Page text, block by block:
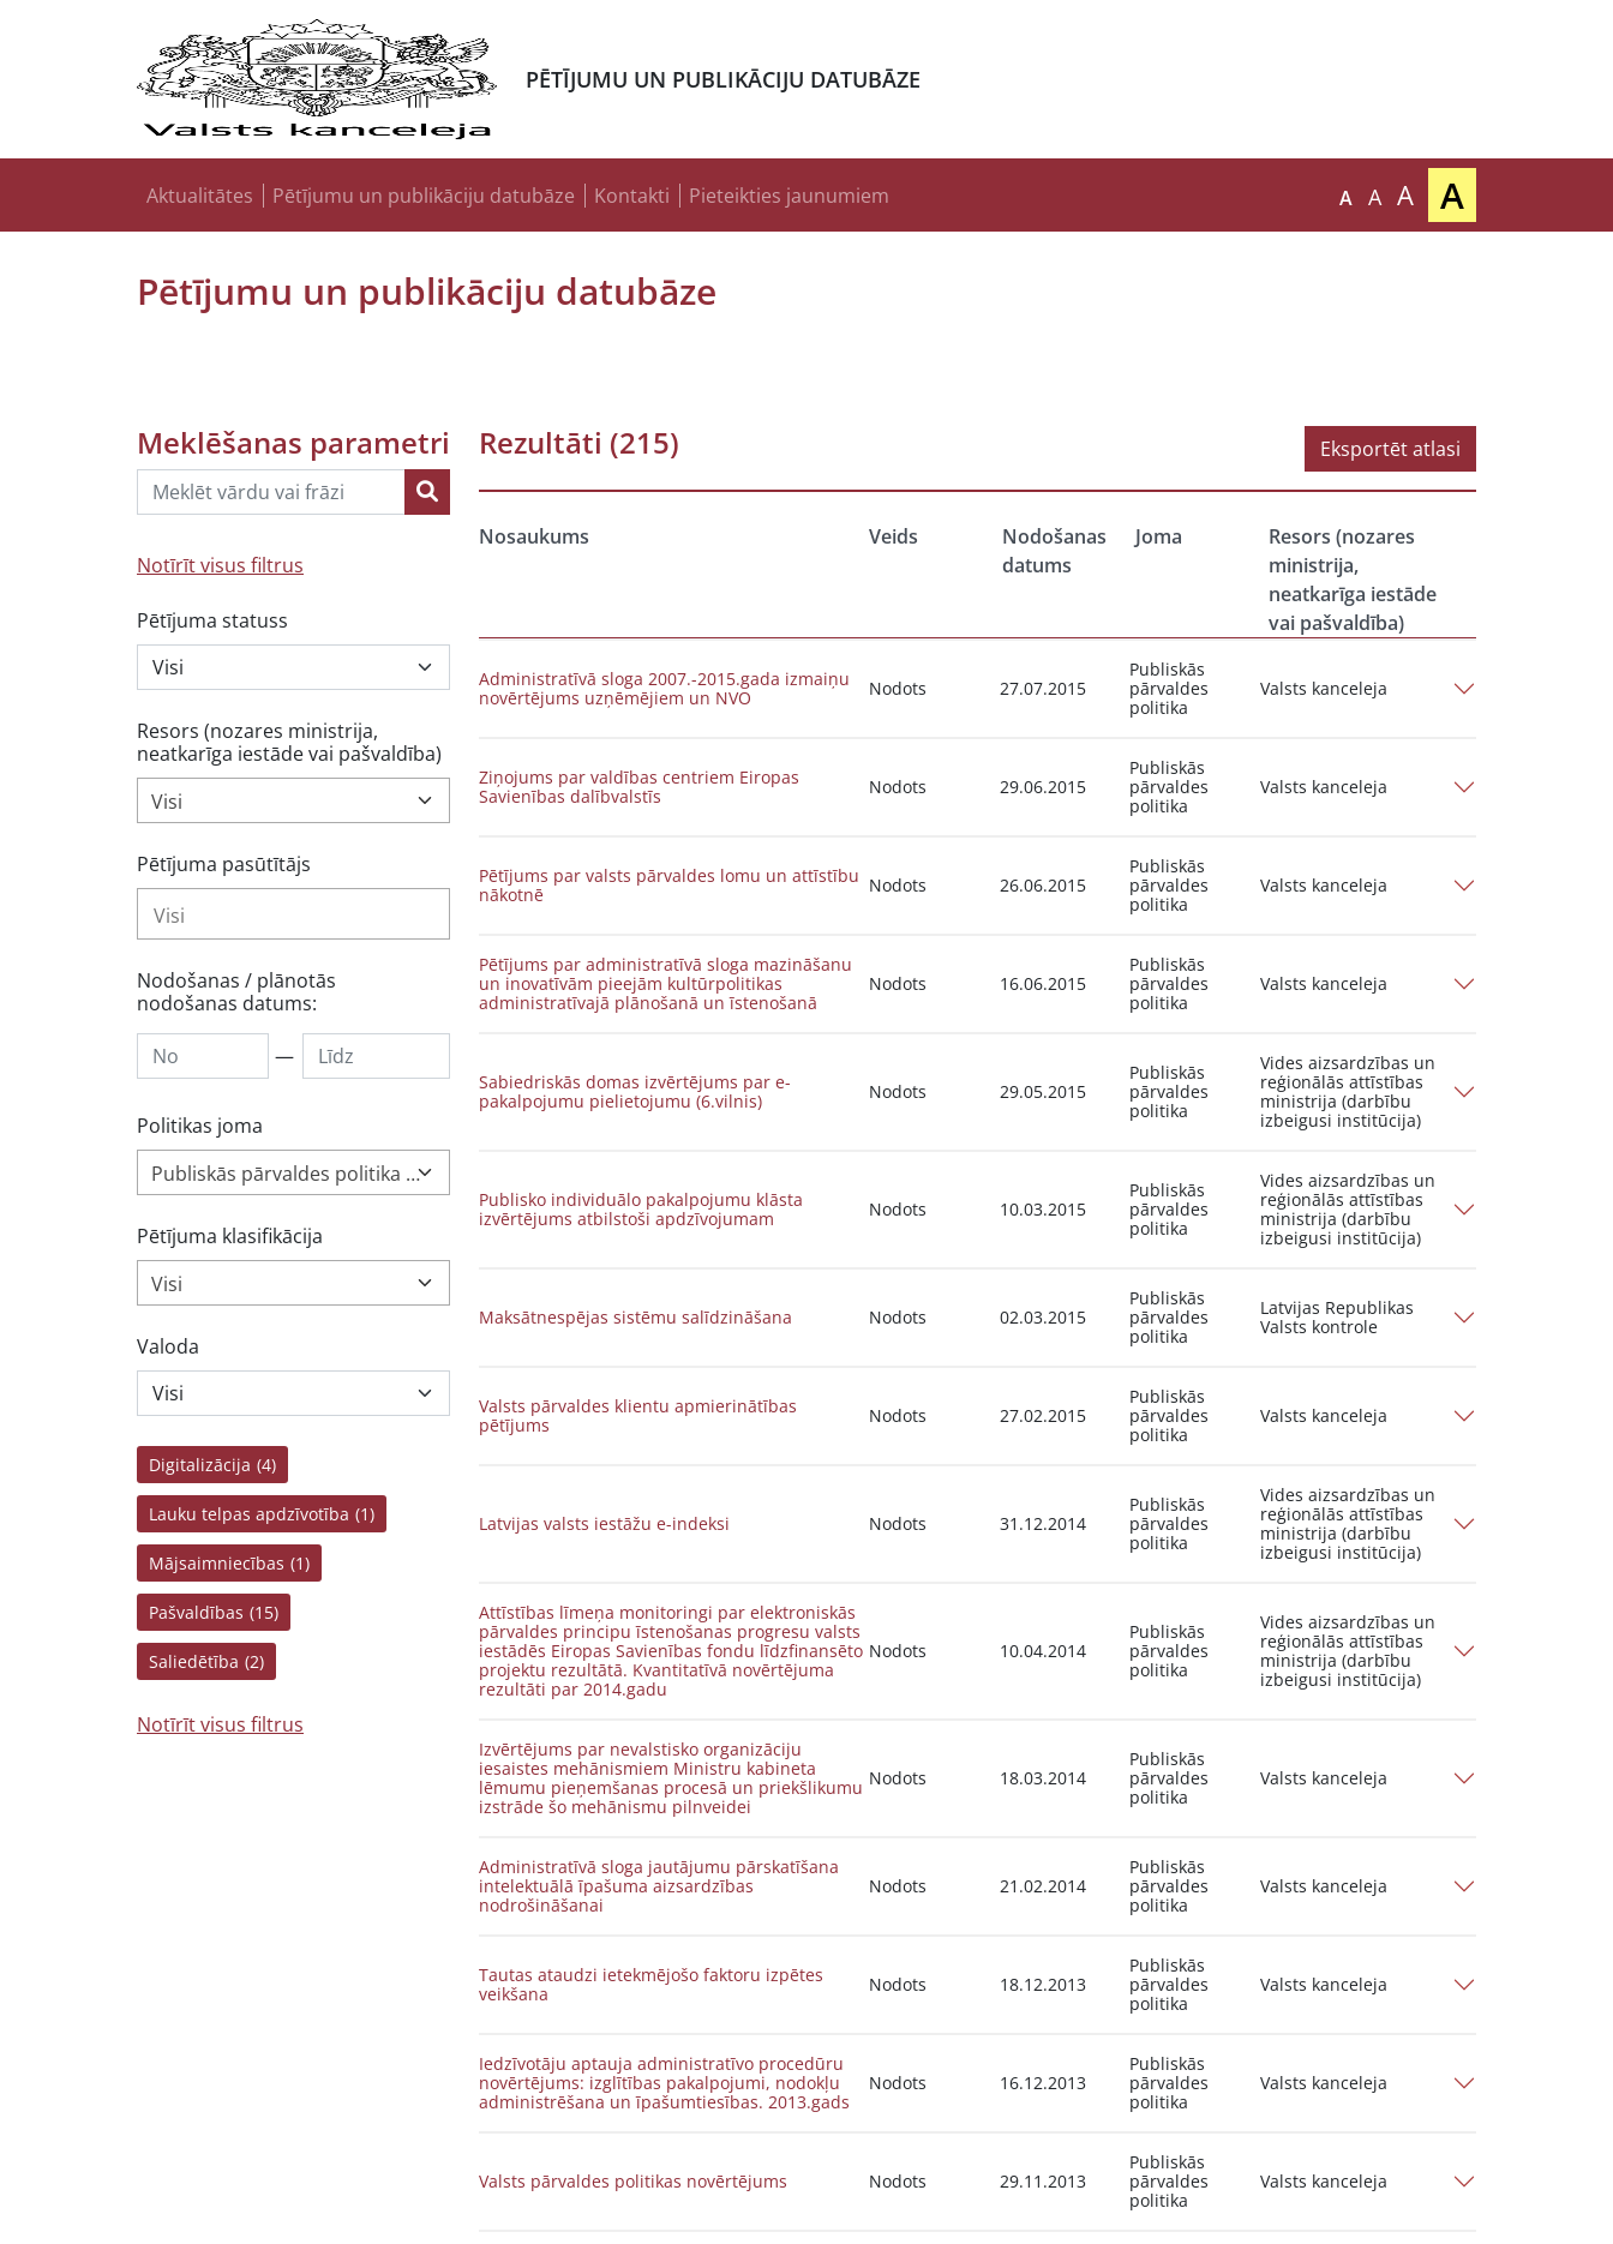
PĒTĪJUMU UN PUBLIKĀCIJU DATUBĀZE
Aktualitātes Pētījumu un publikāciju datubāze Kontakti Pieteikties jaunumiem A A A
A
Pētījumu un publikāciju datubāze
Meklēšanas parametri
Notīrīt visus filtrus
Pētījuma statuss
Resors (nozares ministrija,
neatkarīga iestāde vai pašvaldība)
Visi
Pētījuma pasūtītājs
Nodošanas / plānotās
nodošanas datums:
—
Politikas joma
Publiskās pārvaldes politika (215)
Pētījuma klasifikācija
Visi
Valoda
Digitalizācija (4)
Lauku telpas apdzīvotība (1)
Mājsaimniecības (1)
Pašvaldības (15)
Saliedētība (2)
Notīrīt visus filtrus
Rezultāti (215) Eksportēt atlasi
Nosaukums Veids
Nodošanas
datums
Joma
Resors (nozares
ministrija,
neatkarīga iestāde
vai pašvaldība)
Administratīvā sloga 2007.-2015.gada izmaiņu
novērtējums uzņēmējiem un NVO
Nodots 27.07.2015
Publiskās
pārvaldes
politika
Valsts kanceleja
Ziņojums par valdības centriem Eiropas
Savienības dalībvalstīs
Nodots 29.06.2015
Publiskās
pārvaldes
politika
Valsts kanceleja
Pētījums par valsts pārvaldes lomu un attīstību
nākotnē
Nodots 26.06.2015
Publiskās
pārvaldes
politika
Valsts kanceleja
Pētījums par administratīvā sloga mazināšanu
un inovatīvām pieejām kultūrpolitikas
administratīvajā plānošanā un īstenošanā
Nodots 16.06.2015
Publiskās
pārvaldes
politika
Valsts kanceleja
Sabiedriskās domas izvērtējums par e-
pakalpojumu pielietojumu (6.vilnis)
Nodots 29.05.2015
Publiskās
pārvaldes
politika
Vides aizsardzības un
reģionālās attīstības
ministrija (darbību
izbeigusi institūcija)
Publisko individuālo pakalpojumu klāsta
izvērtējums atbilstoši apdzīvojumam
Nodots 10.03.2015
Publiskās
pārvaldes
politika
Vides aizsardzības un
reģionālās attīstības
ministrija (darbību
izbeigusi institūcija)
Maksātnespējas sistēmu salīdzināšana Nodots 02.03.2015
Publiskās
pārvaldes
politika
Latvijas Republikas
Valsts kontrole
Valsts pārvaldes klientu apmierinātības
pētījums
Nodots 27.02.2015
Publiskās
pārvaldes
politika
Valsts kanceleja
Latvijas valsts iestāžu e-indeksi Nodots 31.12.2014
Publiskās
pārvaldes
politika
Vides aizsardzības un
reģionālās attīstības
ministrija (darbību
izbeigusi institūcija)
Attīstības līmeņa monitoringi par elektroniskās
pārvaldes principu īstenošanas progresu valsts
iestādēs Eiropas Savienības fondu līdzfinansēto
projektu rezultātā. Kvantitatīvā novērtējuma
rezultāti par 2014.gadu
Nodots 10.04.2014
Publiskās
pārvaldes
politika
Vides aizsardzības un
reģionālās attīstības
ministrija (darbību
izbeigusi institūcija)
Izvērtējums par nevalstisko organizāciju
iesaistes mehānismiem Ministru kabineta
lēmumu pieņemšanas procesā un priekšlikumu
izstrāde šo mehānismu pilnveidei
Nodots 18.03.2014
Publiskās
pārvaldes
politika
Valsts kanceleja
Administratīvā sloga jautājumu pārskatīšana
intelektuālā īpašuma aizsardzības
nodrošināšanai
Nodots 21.02.2014
Publiskās
pārvaldes
politika
Valsts kanceleja
Tautas ataudzi ietekmējošo faktoru izpētes
veikšana
Nodots 18.12.2013
Publiskās
pārvaldes
politika
Valsts kanceleja
Iedzīvotāju aptauja administratīvo procedūru
novērtējums: izglītības pakalpojumi, nodokļu
administrēšana un īpašumtiesības. 2013.gads
Nodots 16.12.2013
Publiskās
pārvaldes
politika
Valsts kanceleja
Valsts pārvaldes politikas novērtējums Nodots 29.11.2013
Publiskās
pārvaldes
politika
Valsts kanceleja